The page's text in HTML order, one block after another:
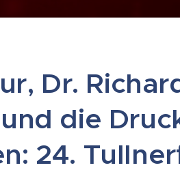
Dr.
die
24.